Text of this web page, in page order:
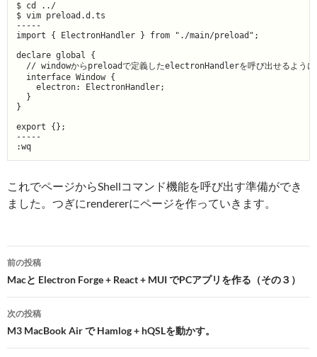
$ cd ../
$ vim preload.d.ts
-----
import { ElectronHandler } from "./main/preload";
declare global {
// windowからpreloadで定義したelectronHandlerを呼び出せるように
  interface Window {
    electron: ElectronHandler;
  }
}
export {};
-----
これでページからShellコマンド機能を呼び出す準備ができ
ました。つぎにrendererにページを作っていきます。
投
稿
ナ
ビ
前の投稿
Macと Electron Forge + React + MUI でPCアプリを作る（その３）
次の投稿
M3 MacBook Air で Hamlog + hQSLを動かす。